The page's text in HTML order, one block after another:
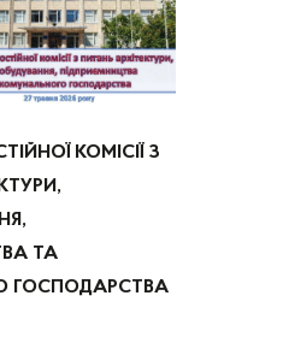
КОМІСІЇ З
ТА
ГОСПОДАРСТВА